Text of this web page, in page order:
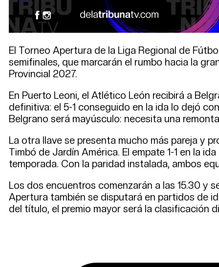
El Torneo Apertura de la Liga Regional de
semifinales, que marcarán el rumbo hacia la
Provincial 2027.
En Puerto Leoni, el Atlético León recibirá a
definitiva: el 5-1 conseguido en la ida lo dejó
Belgrano será mayúsculo: necesita una
La otra llave se presenta mucho más pareja y
Timbó de Jardín América. El empate 1-1 en la
temporada. Con la paridad instalada, ambos
Los dos encuentros comenzarán a las 15.30 y
Apertura también se disputará en partidos de
del título, el premio mayor será la clasificación